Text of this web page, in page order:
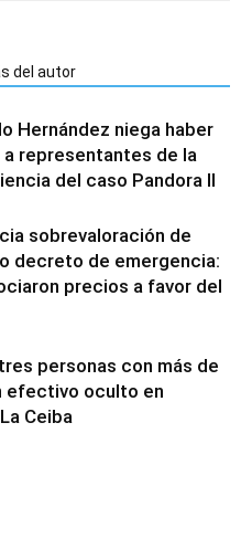
del autor
Hernández niega haber
a representantes de la
del caso Pandora II
sobrevaloración de
decreto de emergencia:
precios a favor del
personas con más de
efectivo oculto en
Ceiba